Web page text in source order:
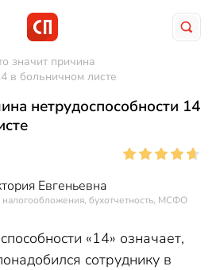
значит причина
в больничном листе
нетрудоспособности 14
Евгеньевна
бухотчетность, МСФО
«14» означает,
сотруднику в